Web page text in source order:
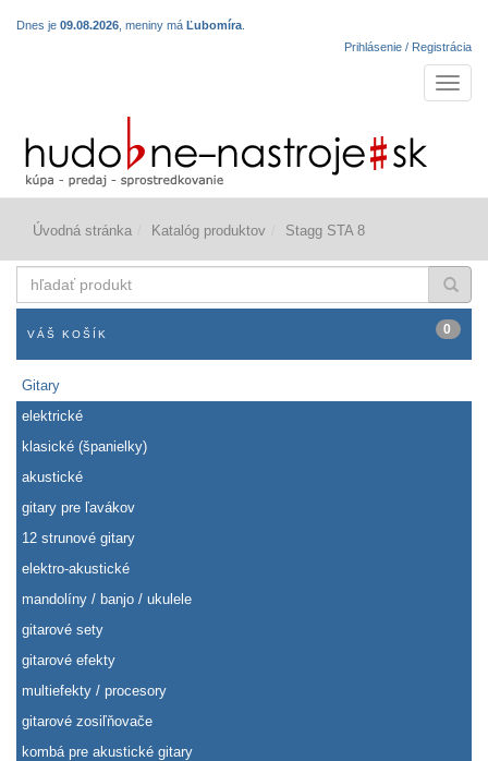
Dnes je 09.08.2026 , meniny má Ľubomíra
Prihlásenie / Registrácia
Úvodná stránka Katalóg produktov Stagg STA 8
produkt
VÁŠ KOŠÍK 0
Gitary
elektrické
klasické (španielky)
akustické
gitary pre ľavákov
12 strunové gitary
elektro-akustické
mandolíny / banjo / ukulele
gitarové sety
gitarové efekty
multiefekty / procesory
gitarové zosiľňovače
kombá pre akustické gitary